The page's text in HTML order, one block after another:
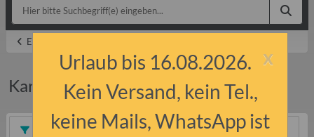
Ersatzteile
Karosserieteile Blech
Filter und Sortierung
x
Urlaub bis 16.08.2026.
Kein Versand, kein Tel.,
keine Mails, WhatsApp ist